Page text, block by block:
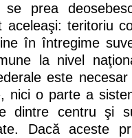
se prea
aceleaşi: teritoriu
în întregime
la nivel
este
nici o parte a
dintre centru şi
Dacă aceste